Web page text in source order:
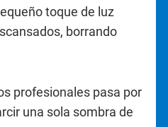
toque de luz
borrando
profesionales pasa por
una sola sombra de